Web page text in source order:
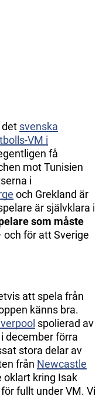
det svenska
VM i
få
mot Tunisien
i
och Grekland är
är självklara i
som måste
för att Sverige
att spela från
känns bra.
spolierad av
december förra
stora delar av
från Newcastle
oklart kring Isak
fullt under VM. Vi